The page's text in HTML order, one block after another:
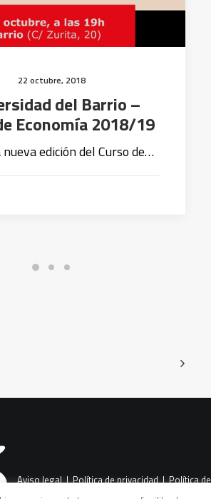
22 octubre, 2018
del Barrio –
Economía 2018/19
edición del Curso de…
Aviso legal|Política de privacidad|Política de